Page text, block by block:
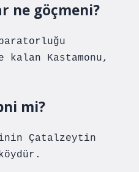
ne göçmeni?
Kastamonu,
mi?
Çatalzeytin